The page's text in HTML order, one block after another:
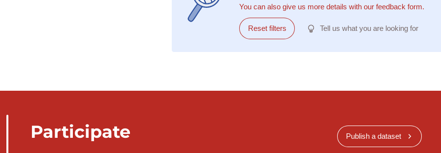
You can also give us more details with our feedback form.
Reset filters Tell us what you are looking for
Participate Publish a dataset